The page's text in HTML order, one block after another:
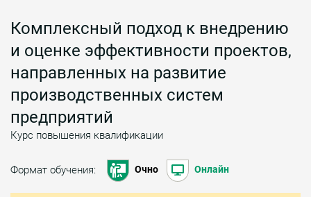
Комплексный подход к внедрению
и оценке эффективности проектов,
направленных на развитие
производственных систем
предприятий
Курс повышения квалификации
Формат обучения: Очно Онлайн
конфиденциальности
Заказать